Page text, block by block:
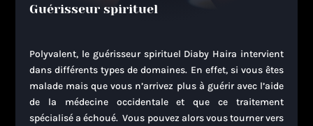
Guérisseur spirituel
Polyvalent, le guérisseur spirituel Diaby Haira intervient
dans différents types de domaines. En effet, si vous êtes
malade mais que vous n’arrivez plus à guérir avec l’aide
de la médecine occidentale et que ce traitement
spécialisé a échoué. Vous pouvez alors vous tourner vers